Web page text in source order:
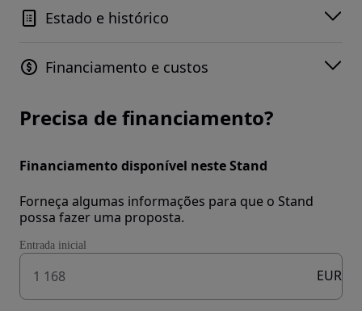
Estado e histórico
Financiamento e custos
Precisa de financiamento?
Financiamento disponível neste Stand
Forneça algumas informações para que o Stand
possa fazer uma proposta.
Entrada inicial
EUR